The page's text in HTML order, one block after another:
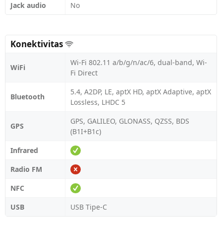
Jack audio
No
Konektivitas
WiFi
Wi-Fi 802.11 a/b/g/n/ac/6, dual-band, Wi-
Fi Direct
Bluetooth
5.4, A2DP, LE, aptX HD, aptX Adaptive, aptX
Lossless, LHDC 5
GPS
GPS, GALILEO, GLONASS, QZSS, BDS
(B1I+B1c)
Infrared
Radio FM
NFC
USB
USB Tipe-C